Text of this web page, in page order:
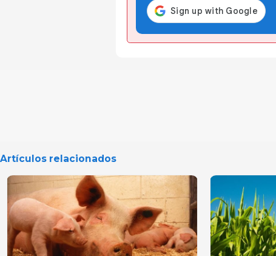
Artículos relacionados